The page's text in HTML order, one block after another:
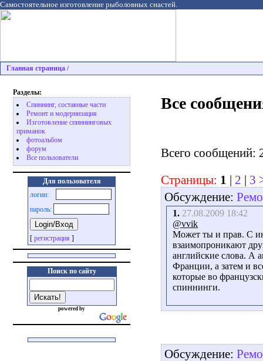
Самостоятельное изготовление рыболовных снастей.
Главная страница /
Разделы:
Спиннинг, составные части
Ремонт и модернизация
Изготовление спиннинговых
приманок
фотоальбом
форум
Все пользователи
Для пользователя
логин:
пароль:
[ регистрация ]
Поиск по сайту
powered by
Все
Всего сообщений:
Страницы: 1 2 3
Обсуждение:
1. 27.08.2009 18:42
@vvik
Может ты и прав. С
взаимопроникают
английские слова. А
Франции, а затем и
которые во
спиннинги.
Обсуждение: